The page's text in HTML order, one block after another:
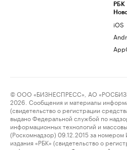
РБК
iOS
© ООО «БИЗНЕСПРЕСС», АО
2026. Сообщения и материалы
(свидетельство о регистрации
выдано Федеральной службой по
информационных технологий и
(Роскомнадзор) 09.12.2015 за
издания «РБК» (свидетельство о